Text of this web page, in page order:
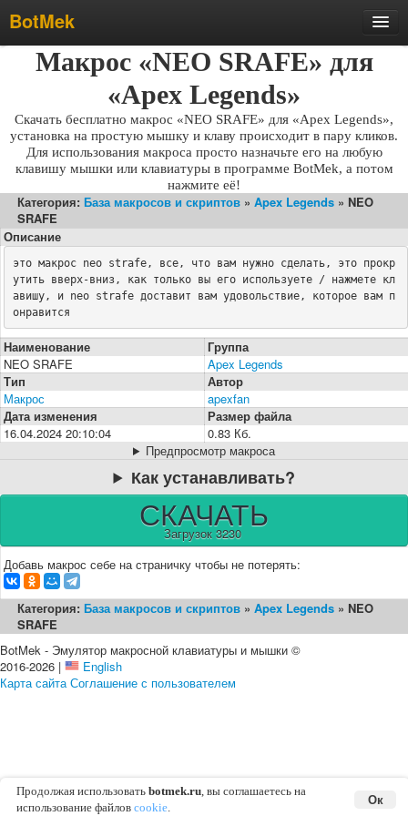
BotMek
Скачать
Обновления
Инструкция
Статьи
Бесплатные макросы
Тарифы
Отзывы
Поддержка
Форум
Макрос «NEO SRAFE» для
«Apex Legends»
Скачать бесплатно макрос «NEO SRAFE» для «Apex Legends»,
установка на простую мышку и клаву происходит в пару кликов.
Для использования макроса просто назначьте его на любую
клавишу мышки или клавиатуры в программе BotMek, а потом
нажмите её!
Категория: База макросов и скриптов » Apex Legends » NEO
SRAFE
Описание
это макрос neo strafe, все, что вам нужно сделать, это прокр
утить вверх-вниз, как только вы его используете / нажмете кл
авишу, и neo strafe доставит вам удовольствие, которое вам п
онравится
Наименование
Группа
NEO SRAFE
Apex Legends
Тип
Автор
Макрос
apexfan
Дата изменения
Размер файла
16.04.2024 20:10:04
0.83 Кб.
Предпросмотр макроса
Как устанавливать?
СКАЧАТЬ
Загрузок 3230
Добавь макрос себе на страничку чтобы не потерять:
Категория: База макросов и скриптов » Apex Legends » NEO
SRAFE
BotMek - Эмулятор макросной клавиатуры и мышки ©
2016-2026 |
English
Карта сайта Соглашение с пользователем